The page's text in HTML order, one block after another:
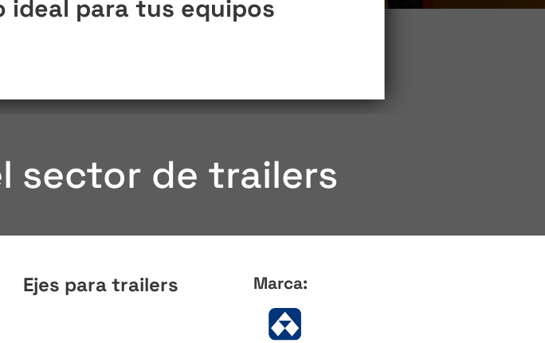
ideal para tus equipos
sector de trailers
Ejes para trailers Marca: